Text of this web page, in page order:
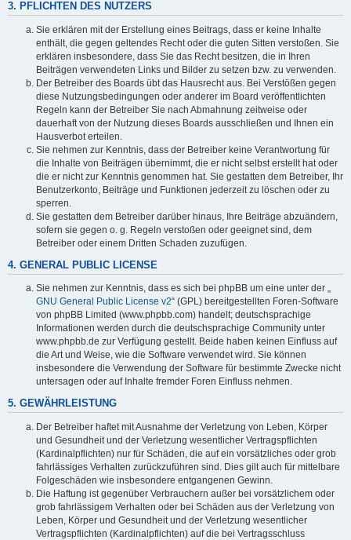
3. PFLICHTEN DES NUTZERS
Sie erklären mit der Erstellung eines Beitrags, dass er keine Inhalte
enthält, die gegen geltendes Recht oder die guten Sitten verstoßen. Sie
erklären insbesondere, dass Sie das Recht besitzen, die in Ihren
Beiträgen verwendeten Links und Bilder zu setzen bzw. zu verwenden.
Der Betreiber des Boards übt das Hausrecht aus. Bei Verstößen gegen
diese Nutzungsbedingungen oder anderer im Board veröffentlichten
Regeln kann der Betreiber Sie nach Abmahnung zeitweise oder
dauerhaft von der Nutzung dieses Boards ausschließen und Ihnen ein
Hausverbot erteilen.
Sie nehmen zur Kenntnis, dass der Betreiber keine Verantwortung für
die Inhalte von Beiträgen übernimmt, die er nicht selbst erstellt hat oder
die er nicht zur Kenntnis genommen hat. Sie gestatten dem Betreiber, Ihr
Benutzerkonto, Beiträge und Funktionen jederzeit zu löschen oder zu
sperren.
Sie gestatten dem Betreiber darüber hinaus, Ihre Beiträge abzuändern,
sofern sie gegen o. g. Regeln verstoßen oder geeignet sind, dem
Betreiber oder einem Dritten Schaden zuzufügen.
4. GENERAL PUBLIC LICENSE
Sie nehmen zur Kenntnis, dass es sich bei phpBB um eine unter der „
GNU General Public License v2“ (GPL) bereitgestellten Foren-Software
von phpBB Limited (www.phpbb.com) handelt; deutschsprachige
Informationen werden durch die deutschsprachige Community unter
www.phpbb.de zur Verfügung gestellt. Beide haben keinen Einfluss auf
die Art und Weise, wie die Software verwendet wird. Sie können
insbesondere die Verwendung der Software für bestimmte Zwecke nicht
untersagen oder auf Inhalte fremder Foren Einfluss nehmen.
5. GEWÄHRLEISTUNG
Der Betreiber haftet mit Ausnahme der Verletzung von Leben, Körper
und Gesundheit und der Verletzung wesentlicher Vertragspflichten
(Kardinalpflichten) nur für Schäden, die auf ein vorsätzliches oder grob
fahrlässiges Verhalten zurückzuführen sind. Dies gilt auch für mittelbare
Folgeschäden wie insbesondere entgangenen Gewinn.
Die Haftung ist gegenüber Verbrauchern außer bei vorsätzlichem oder
grob fahrlässigem Verhalten oder bei Schäden aus der Verletzung von
Leben, Körper und Gesundheit und der Verletzung wesentlicher
Vertragspflichten (Kardinalpflichten) auf die bei Vertragsschluss